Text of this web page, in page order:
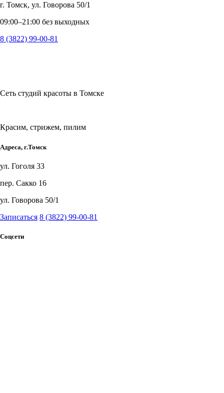
г. Томск, ул. Говорова 50/1
09:00–21:00 без выходных
8 (3822) 99-00-81
Сеть студий красоты в Томске
Красим, стрижем, пилим
Адреса, г.Томск
ул. Гоголя 33
пер. Сакко 16
ул. Говорова 50/1
Записаться 8 (3822) 99-00-81
Соцсети